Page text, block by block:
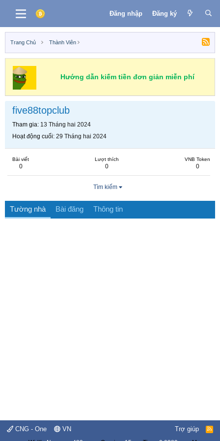
Đăng nhập Đăng ký
Trang Chủ Thành Viên
Hướng dẫn kiếm tiền đơn giản miễn phí
five88topclub
Tham gia 13 Tháng hai 2024
Hoạt động cuối 29 Tháng hai 2024
Bài viết
0
Lượt thích
0
VNB Token
0
Tìm kiếm
Tường nhà Bài đăng Thông tin
CNG - One VN Trợ giúp
R